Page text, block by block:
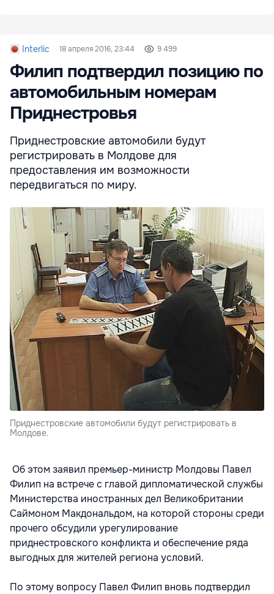
Interlic 18 апреля 2016, 23:44 9 499
Филип подтвердил позицию по
автомобильным номерам
Приднестровья
Приднестровские автомобили будут
регистрировать в Молдове для
предоставления им возможности
передвигаться по миру.
Приднестровские автомобили будут регистрировать в
Молдове.
Об этом заявил премьер-министр Молдовы Павел
Филип на встрече с главой дипломатической службы
Министерства иностранных дел Великобритании
Саймоном Макдональдом, на которой стороны среди
прочего обсудили урегулирование
приднестровского конфликта и обеспечение ряда
выгодных для жителей региона условий.
По этому вопросу Павел Филип вновь подтвердил